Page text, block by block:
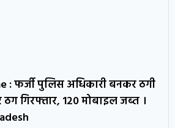
: फर्जी पुलिस अधिकारी बनकर ठगी
गिरफ्तार, 120 मोबाइल जब्त ।